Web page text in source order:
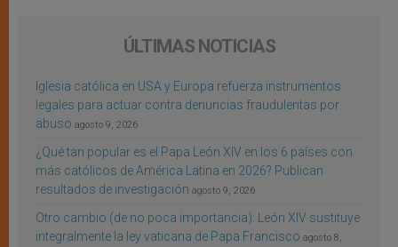
ÚLTIMAS NOTICIAS
Iglesia católica en USA y Europa refuerza instrumentos
legales para actuar contra denuncias fraudulentas por
abuso agosto 9, 2026
¿Qué tan popular es el Papa León XIV en los 6 países con
más católicos de América Latina en 2026? Publican
resultados de investigación agosto 9, 2026
Otro cambio (de no poca importancia): León XIV sustituye
integralmente la ley vaticana de Papa Francisco agosto 8,